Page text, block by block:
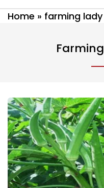
Home » farming